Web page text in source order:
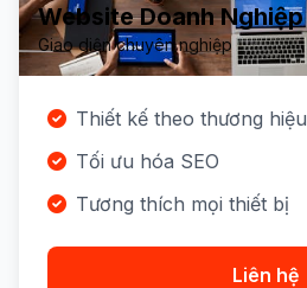
Website Doanh Nghiệp
Giao diện chuyên nghiệp
Thiết kế theo thương hiệu
Tối ưu hóa SEO
Tương thích mọi thiết bị
Liên hệ